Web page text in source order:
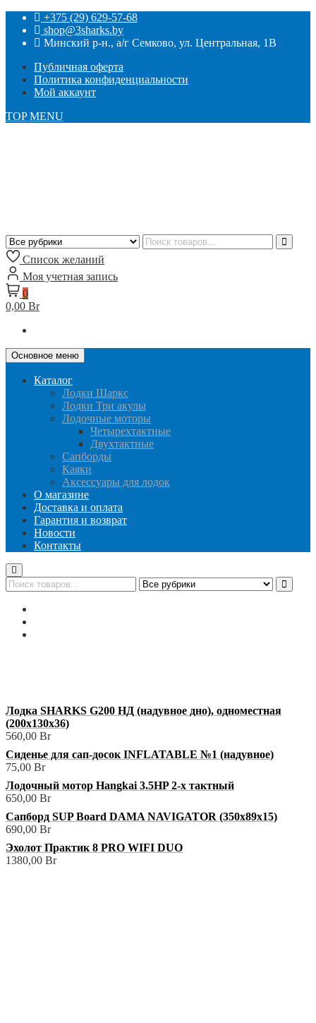
+375 (29) 629-57-68
shop@3sharks.by
Минский р-н., а/г Семково, ул. Центральная, 1В
Публичная оферта
Политика конфиденциальности
Мой аккаунт
TOP MENU
Список желаний
Моя учетная запись
0
0,00 Br
Основное меню
Каталог
Лодки Шаркс
Лодки Три акулы
Лодочные моторы
Четырехтактные
Двухтактные
Сапборды
Каяки
Аксессуары для лодок
О магазине
Доставка и оплата
Гарантия и возврат
Новости
Контакты
Лодка SHARKS G200 НД (надувное дно), одноместная
(200х130х36)
560,00 Br
Сиденье для сап-досок INFLATABLE №1 (надувное)
75,00 Br
Лодочный мотор Hangkai 3.5HP 2-х тактный
650,00 Br
Сапборд SUP Board DAMA NAVIGATOR (350х89х15)
690,00 Br
Эхолот Практик 8 PRO WIFI DUO
1380,00 Br